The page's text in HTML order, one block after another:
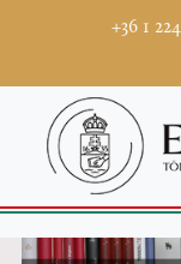
+36 1